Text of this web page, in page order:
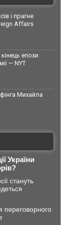
і прагне
Affairs
епохи
— NYT
Михайла
України
стануть
переговорного